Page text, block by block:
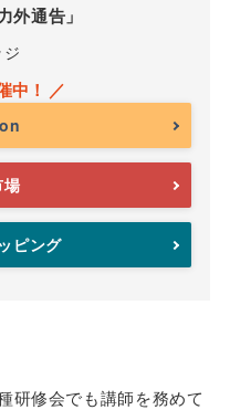
外通告」
場
ピング
研修会でも講師を務めて